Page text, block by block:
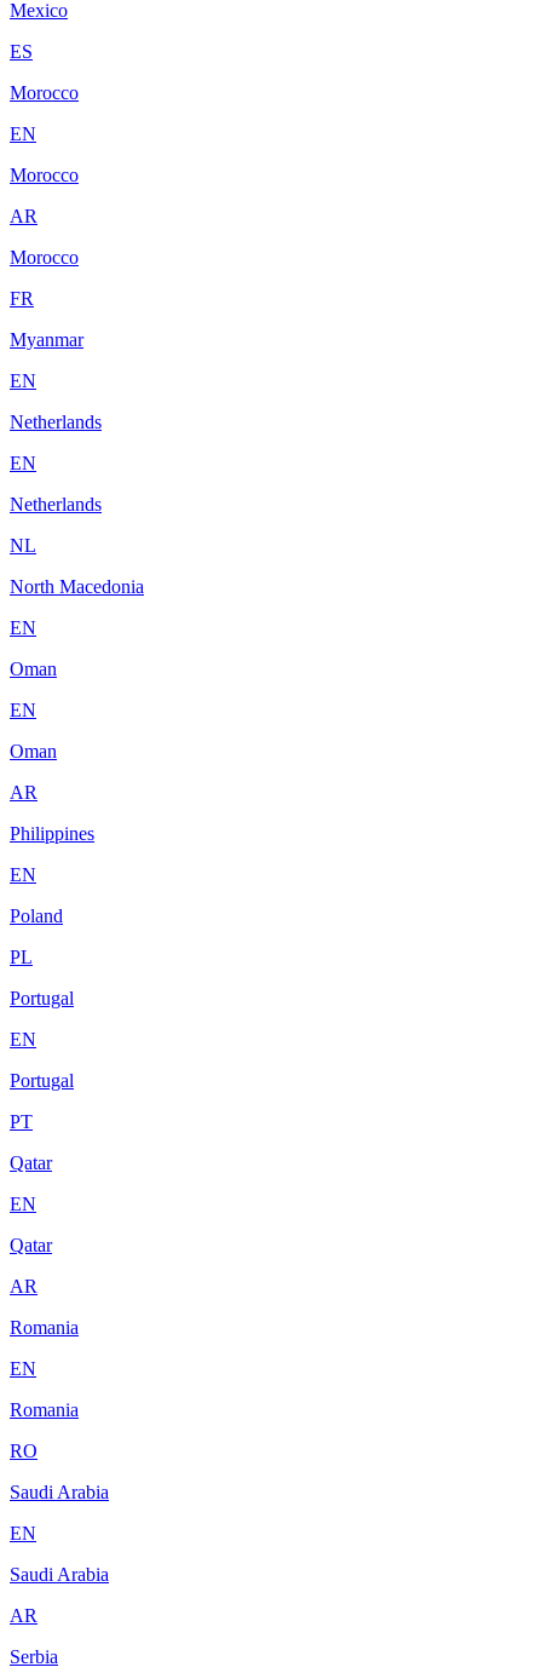
Mexico
ES
Morocco
EN
Morocco
AR
Morocco
FR
Myanmar
EN
Netherlands
EN
Netherlands
NL
North Macedonia
EN
Oman
EN
Oman
AR
Philippines
EN
Poland
PL
Portugal
EN
Portugal
PT
Qatar
EN
Qatar
AR
Romania
EN
Romania
RO
Saudi Arabia
EN
Saudi Arabia
AR
Serbia